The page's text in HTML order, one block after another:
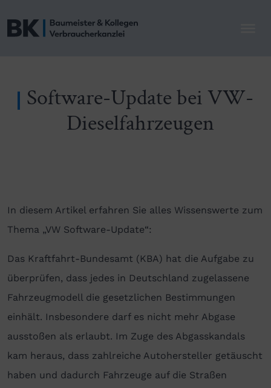
Software-Update bei VW-
Dieselfahrzeugen
In diesem Artikel erfahren Sie alles Wissenswerte zum
Thema „VW Software-Update“:
Das Kraftfahrt-Bundesamt (KBA) hat die Aufgabe zu
überprüfen, dass jedes in Deutschland zugelassene
Fahrzeugmodell die gesetzlichen Bestimmungen
einhält. Insbesondere darf es nicht mehr Abgase
ausstoßen als erlaubt. Im Zuge des Abgasskandals
kam heraus, dass zahlreiche Autohersteller getäuscht
haben und dadurch Fahrzeuge auf die Straßen